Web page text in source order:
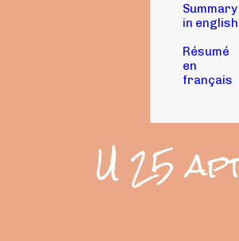
Summary
in english
Résumé
en
français
U 25